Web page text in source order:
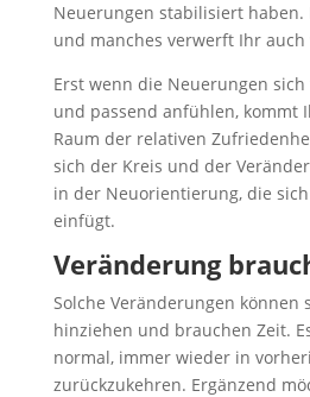
Neuerungen stabilisiert
und manches verwerft Ihr auch
Erst wenn die Neuerungen
und passend anfühlen, kommt
Raum der relativen
sich der Kreis und der
in der Neuorientierung, die
einfügt.
Veränderung
Solche Veränderungen können
hinziehen und brauchen Zeit.
normal, immer wieder in
zurückzukehren. Ergänzend